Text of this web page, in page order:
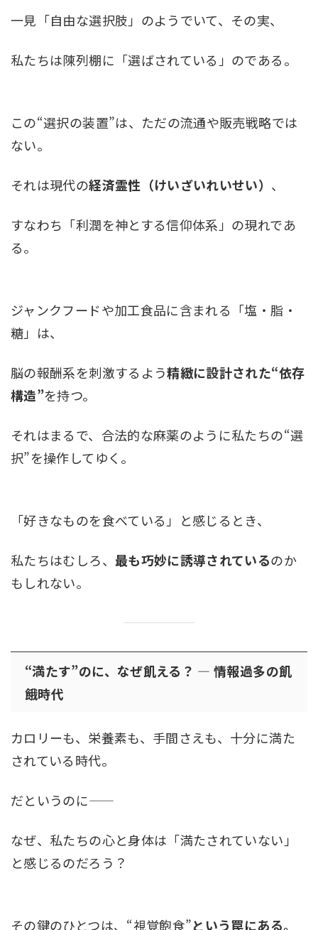
一見「自由な選択肢」のようでいて、その実、
私たちは陳列棚に「選ばされている」のである。
この“選択の装置”は、ただの流通や販売戦略では
ない。
それは現代の経済霊性（けいざいれいせい） 、
すなわち「利潤を神とする信仰体系」の現れであ
る。
ジャンクフードや加工食品に含まれる「塩・脂・
糖」は、
脳の報酬系を刺激するよう精緻に設計された“依存
構造”を持つ。
それはまるで、合法的な麻薬のように私たちの“選
択”を操作してゆく。
「好きなものを食べている」と感じるとき、
私たちはむしろ、 最も巧妙に誘導されているのか
もしれない。
“満たす”のに、なぜ飢える？ ― 情報過多の飢
餓時代
カロリーも、栄養素も、手間さえも、十分に満た
されている時代。
だというのに――
なぜ、私たちの心と身体は「満たされていない」
と感じるのだろう？
その鍵のひとつは、“視覚飽食”という罠にある。